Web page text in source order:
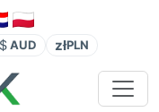
AUD złPLN